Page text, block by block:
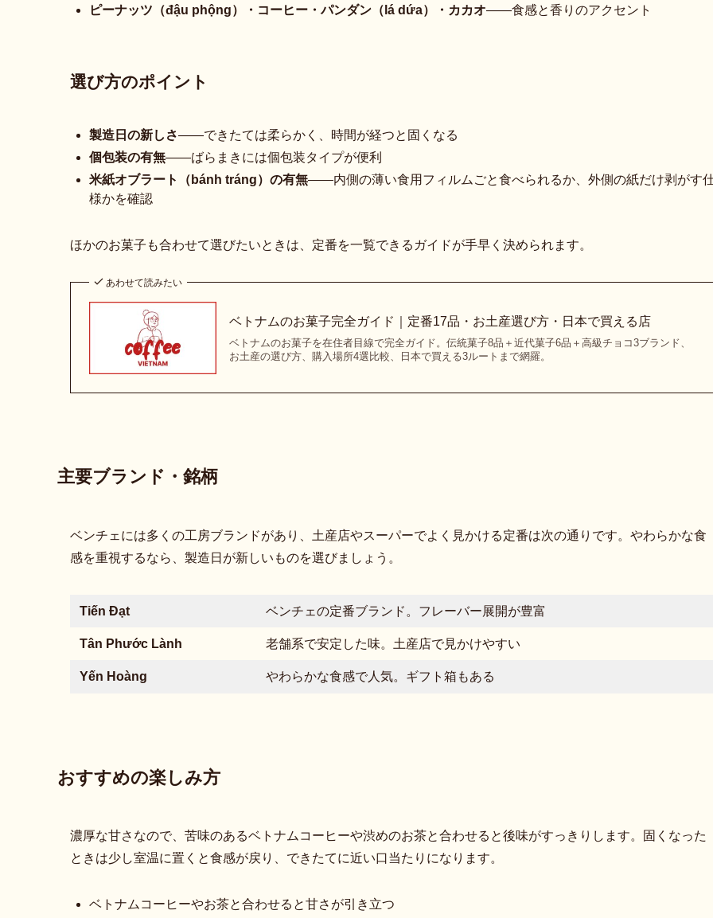
ピーナッツ（đậu phộng）・コーヒー・パンダン（lá dứa）・カカオ——食感と香りのアクセント
選び方のポイント
製造日の新しさ——できたては柔らかく、時間が経つと固くなる
個包装の有無——ばらまきには個包装タイプが便利
米紙オブラート（bánh tráng）の有無——内側の薄い食用フィルムごと食べられるか、外側の紙だけ剥がす
様かを確認
ほかのお菓子も合わせて選びたいときは、定番を一覧できるガイドが手早く決められます。
あわせて読みたい
ベトナムのお菓子完全ガイド｜定番17品・お土産選び方・日本で買える店
ベトナムのお菓子を在住者目線で完全ガイド。伝統菓子8品＋近代菓子6品＋高級チョコ3ブランド、
お土産の選び方、購入場所4選比較、日本で買える3ルートまで網羅。
主要ブランド・銘柄
ベンチェには多くの工房ブランドがあり、土産店やスーパーでよく見かける定番は次の通りです。やわらかな食
感を重視するなら、製造日が新しいものを選びましょう。
Tiến Đạt ベンチェの定番ブランド。フレーバー展開が豊富
Tân Phước Lành 老舗系で安定した味。土産店で見かけやすい
Yến Hoàng やわらかな食感で人気。ギフト箱もある
おすすめの楽しみ方
濃厚な甘さなので、苦味のあるベトナムコーヒーや渋めのお茶と合わせると後味がすっきりします。固くなった
ときは少し室温に置くと食感が戻り、できたてに近い口当たりになります。
ベトナムコーヒーやお茶と合わせると甘さが引き立つ